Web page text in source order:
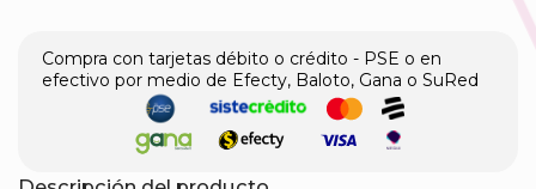
Compra con tarjetas débito o crédito - PSE o en
efectivo por medio de Efecty, Baloto, Gana o SuRed